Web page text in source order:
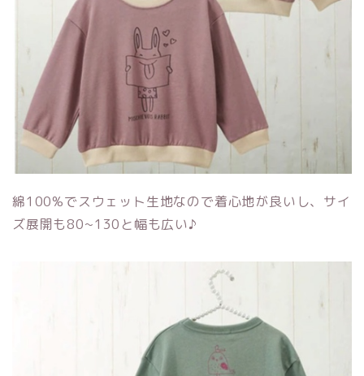
綿100%でスウェット生地なので着心地が良いし、サイ
ズ展開も80~130と幅も広い♪